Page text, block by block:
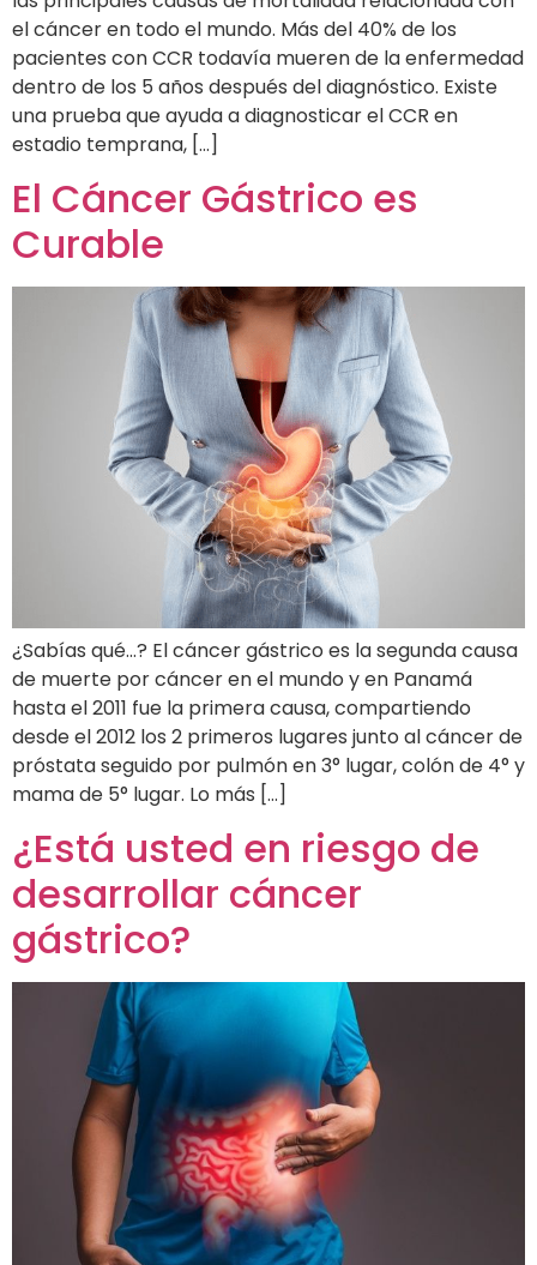
el cáncer en todo el mundo. Más del 40% de los
pacientes con CCR todavía mueren de la enfermedad
dentro de los 5 años después del diagnóstico. Existe
una prueba que ayuda a diagnosticar el CCR en
estadio temprana, […]
El Cáncer Gástrico es
Curable
¿Sabías qué…? El cáncer gástrico es la segunda causa
de muerte por cáncer en el mundo y en Panamá
hasta el 2011 fue la primera causa, compartiendo
desde el 2012 los 2 primeros lugares junto al cáncer de
próstata seguido por pulmón en 3° lugar, colón de 4° y
mama de 5° lugar. Lo más […]
¿Está usted en riesgo de
desarrollar cáncer
gástrico?